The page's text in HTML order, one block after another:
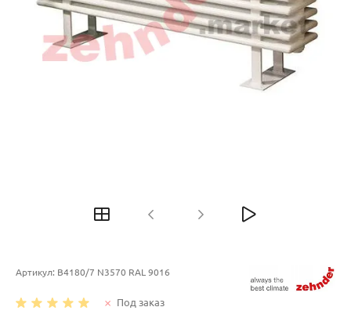
Артикул: B4180/7 N3570 RAL 9016
Под заказ